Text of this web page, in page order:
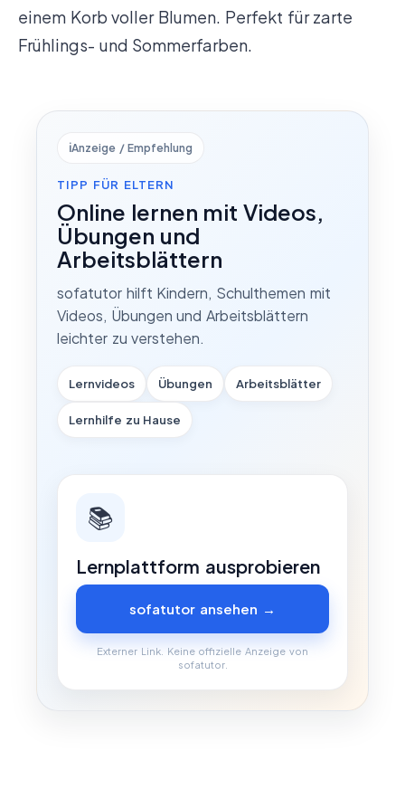
einem Korb voller Blumen. Perfekt für zarte
Frühlings- und Sommerfarben.
ℹ️Anzeige / Empfehlung
TIPP FÜR ELTERN
Online lernen mit Videos,
Übungen und
Arbeitsblättern
sofatutor hilft Kindern, Schulthemen mit
Videos, Übungen und Arbeitsblättern
leichter zu verstehen.
Lernvideos Übungen Arbeitsblätter
Lernhilfe zu Hause
📚
Lernplattform ausprobieren
sofatutor ansehen →
Externer Link. Keine offizielle Anzeige von
sofatutor.